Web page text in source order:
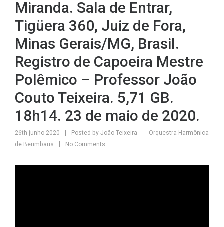
Miranda. Sala de Entrar,
Tigüera 360, Juiz de Fora,
Minas Gerais/MG, Brasil.
Registro de Capoeira Mestre
Polêmico – Professor João
Couto Teixeira. 5,71 GB.
18h14. 23 de maio de 2020.
26th junho 2020 Posted by João Teixeira
Orquestra Harmônica
de Berimbaus
No Comments